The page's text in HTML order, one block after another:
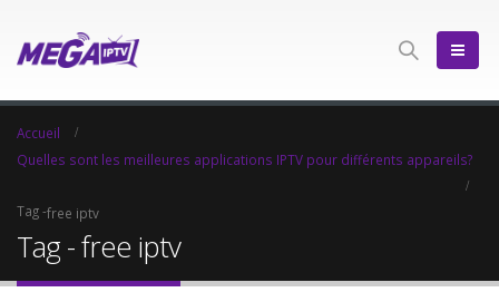
Accueil
Quelles sont les meilleures applications IPTV pour différents appareils?
Tag -free iptv
Tag - free iptv